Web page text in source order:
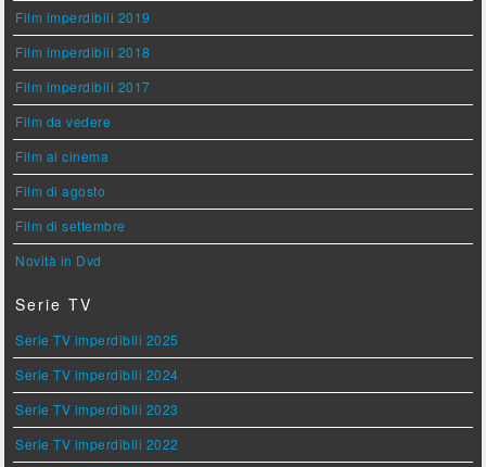
Film imperdibili 2019
Film imperdibili 2018
Film imperdibili 2017
Film da vedere
Film al cinema
Film di agosto
Film di settembre
Novità in Dvd
Serie TV
Serie TV imperdibili 2025
Serie TV imperdibili 2024
Serie TV imperdibili 2023
Serie TV imperdibili 2022